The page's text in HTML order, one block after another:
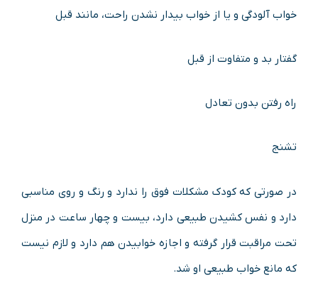
خواب آلودگی و یا از خواب بیدار نشدن راحت، مانند قبل
گفتار بد و متفاوت از قبل
راه رفتن بدون تعادل
تشنج
در صورتی که کودک مشکلات فوق را ندارد و رنگ و روی مناسبی
دارد و نفس کشیدن طبیعی دارد، بیست و چهار ساعت در منزل
تحت مراقبت قرار گرفته و اجازه خوابیدن هم دارد و لازم نیست
که مانع خواب طبیعی او شد.